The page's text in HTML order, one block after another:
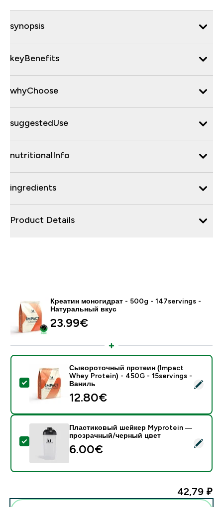
synopsis
keyBenefits
whyChoose
suggestedUse
nutritionalInfo
ingredients
Product Details
Креатин моногидрат - 500g - 147servings -
Натуральный вкус
23.99€‎
- Сывороточный протеин (Impact Whey Protein) -
Сывороточный протеин (Impact
Whey Protein) - 450G - 15servings -
Ваниль
12.80€‎
- Пластиковый шейкер Myprotein — прозрачный/
Пластиковый шейкер Myprotein —
прозрачный/черный цвет
6.00€‎
42,79 ₽‎